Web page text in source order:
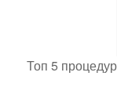
Топ 5